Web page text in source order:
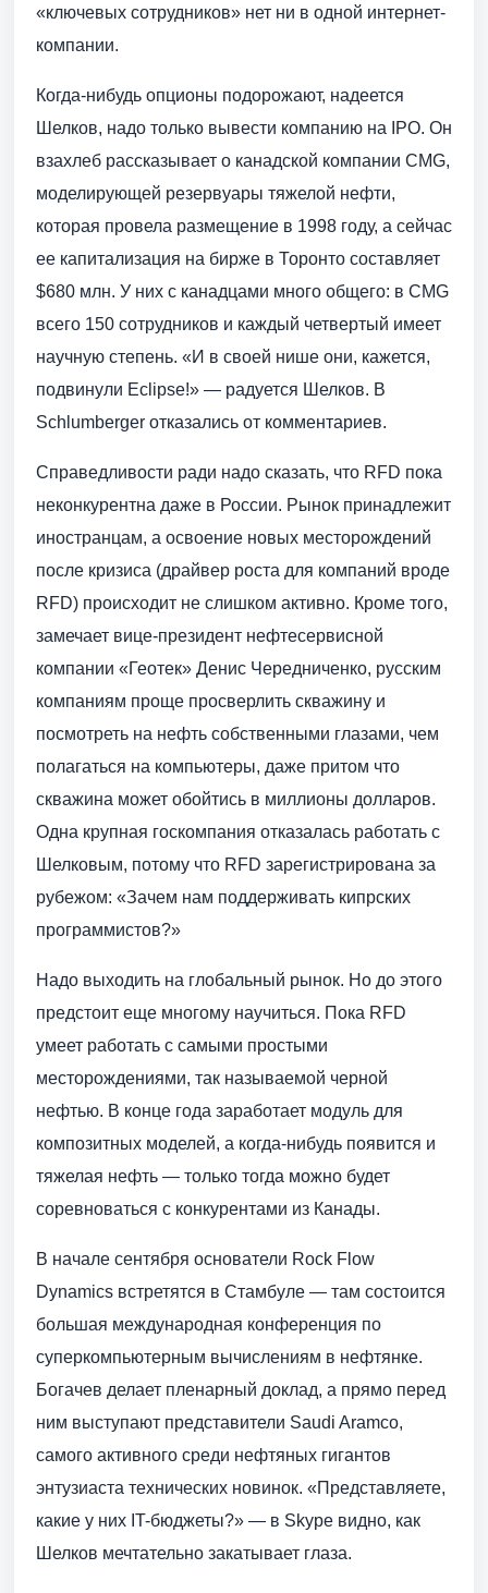
«ключевых сотрудников» нет ни в одной интернет-
компании.
Когда-нибудь опционы подорожают, надеется
Шелков, надо только вывести компанию на IPO. Он
взахлеб рассказывает о канадской компании CMG,
моделирующей резервуары тяжелой нефти,
которая провела размещение в 1998 году, а сейчас
ее капитализация на бирже в Торонто составляет
$680 млн. У них с канадцами много общего: в CMG
всего 150 сотрудников и каждый четвертый имеет
научную степень. «И в своей нише они, кажется,
подвинули Eclipse!» — радуется Шелков. В
Schlumberger отказались от комментариев.
Справедливости ради надо сказать, что RFD пока
неконкурентна даже в России. Рынок принадлежит
иностранцам, а освоение новых месторождений
после кризиса (драйвер роста для компаний вроде
RFD) происходит не слишком активно. Кроме того,
замечает вице-президент нефтесервисной
компании «Геотек» Денис Чередниченко, русским
компаниям проще просверлить скважину и
посмотреть на нефть собственными глазами, чем
полагаться на компьютеры, даже притом что
скважина может обойтись в миллионы долларов.
Одна крупная госкомпания отказалась работать с
Шелковым, потому что RFD зарегистрирована за
рубежом: «Зачем нам поддерживать кипрских
программистов?»
Надо выходить на глобальный рынок. Но до этого
предстоит еще многому научиться. Пока RFD
умеет работать с самыми простыми
месторождениями, так называемой черной
нефтью. В конце года заработает модуль для
композитных моделей, а когда-нибудь появится и
тяжелая нефть — только тогда можно будет
соревноваться с конкурентами из Канады.
В начале сентября основатели Rock Flow
Dynamics встретятся в Стамбуле — там состоится
большая международная конференция по
суперкомпьютерным вычислениям в нефтянке.
Богачев делает пленарный доклад, а прямо перед
ним выступают представители Saudi Aramco,
самого активного среди нефтяных гигантов
энтузиаста технических новинок. «Представляете,
какие у них IT-бюджеты?» — в Skype видно, как
Шелков мечтательно закатывает глаза.